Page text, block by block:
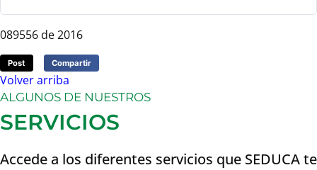
089556 de 2016
Post Compartir
Volver arriba
ALGUNOS DE NUESTROS
SERVICIOS
Accede a los diferentes servicios que SEDUCA te